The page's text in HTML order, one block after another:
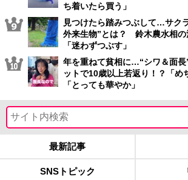
ち着いたら買う」
見つけたら踏みつぶして…サク
外来生物”とは？ 鈴木農水相の
「迷わずつぶす」
年を重ねて貧相に…“シワ＆面
ットで10歳以上若返り！？「め
「とっても華やか」
最新記事
SNSトピック